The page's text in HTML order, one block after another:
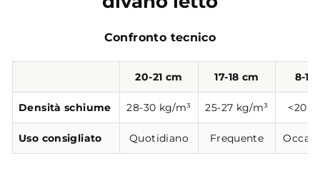
Confronto tecnico
20-21 cm 17-18 cm 8-12
Densità schiume 28-30 kg/m³ 25-27 kg/m³ <20
Uso consigliato Quotidiano Frequente